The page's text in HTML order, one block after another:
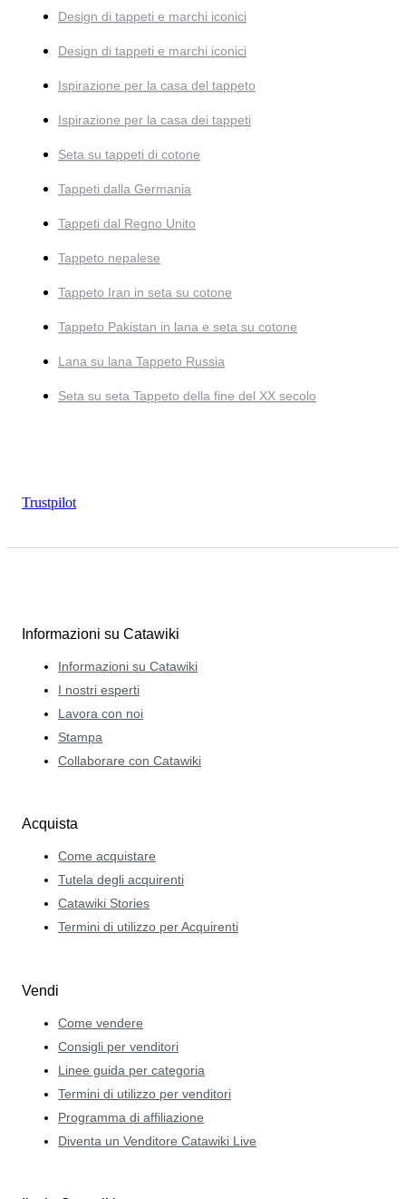
Design di tappeti e marchi iconici
Design di tappeti e marchi iconici
Ispirazione per la casa del tappeto
Ispirazione per la casa dei tappeti
Seta su tappeti di cotone
Tappeti dalla Germania
Tappeti dal Regno Unito
Tappeto nepalese
Tappeto Iran in seta su cotone
Tappeto Pakistan in lana e seta su cotone
Lana su lana Tappeto Russia
Seta su seta Tappeto della fine del XX secolo
Trustpilot
Informazioni su Catawiki
Informazioni su Catawiki
I nostri esperti
Lavora con noi
Stampa
Collaborare con Catawiki
Acquista
Come acquistare
Tutela degli acquirenti
Catawiki Stories
Termini di utilizzo per Acquirenti
Vendi
Come vendere
Consigli per venditori
Linee guida per categoria
Termini di utilizzo per venditori
Programma di affiliazione
Diventa un Venditore Catawiki Live